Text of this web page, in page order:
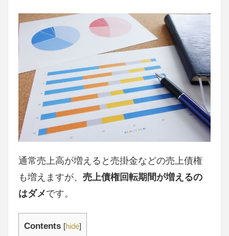
通常売上高が増えると売掛金などの売上債権
も増えますが、 売上債権回転期間が増えるの
はダメです。
Contents [hide]